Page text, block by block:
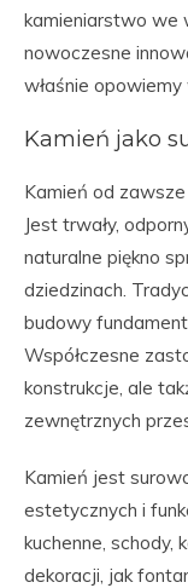
kamieniarstwo we
nowoczesne
właśnie
Kamień jako
Kamień od
Jest trwały,
naturalne piękno
dziedzinach.
budowy
Współczesne
konstrukcje, ale
zewnętrznych
Kamień jest
estetycznych i
kuchenne, schody,
dekoracji, jak